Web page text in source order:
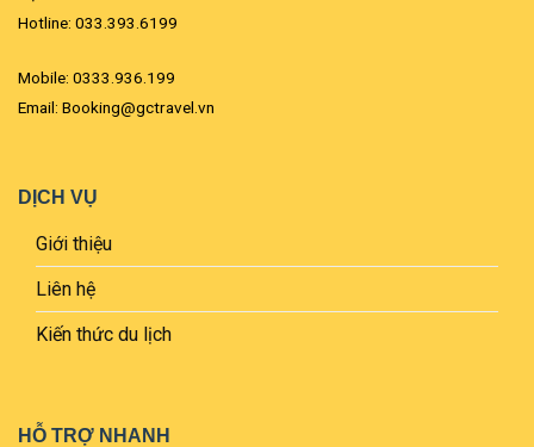
Hotline: 033.393.6199
Mobile: 0333.936.199
Email: Booking@gctravel.vn
DỊCH VỤ
Giới thiệu
Liên hệ
Kiến thức du lịch
HỖ TRỢ NHANH